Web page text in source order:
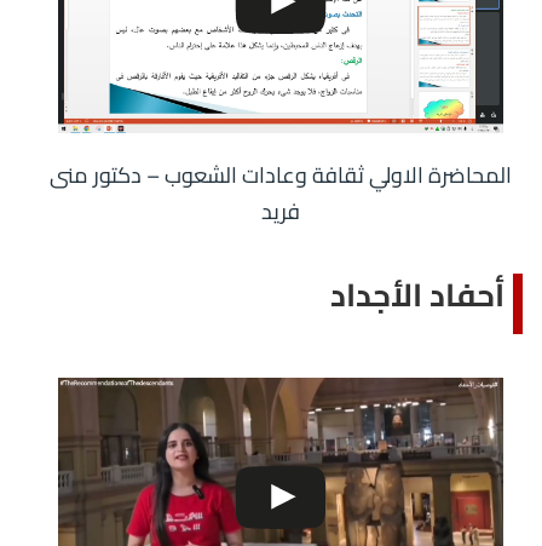
المحاضرة الاولي ثقافة وعادات الشعوب – دكتور منى
فريد
أحفاد الأجداد